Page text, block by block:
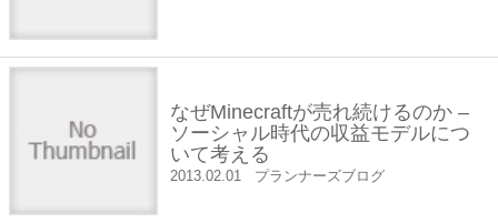
なぜMinecraftが売れ続けるのか –
ソーシャル時代の収益モデルにつ
いて考える
2013.02.01 プランナーズブログ